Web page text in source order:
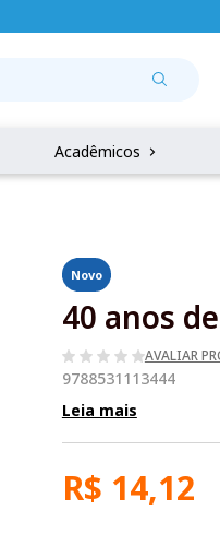
Acadêmicos
Novo
40 anos
AVALIAR
9788531113444
Leia mais
R$ 14,12